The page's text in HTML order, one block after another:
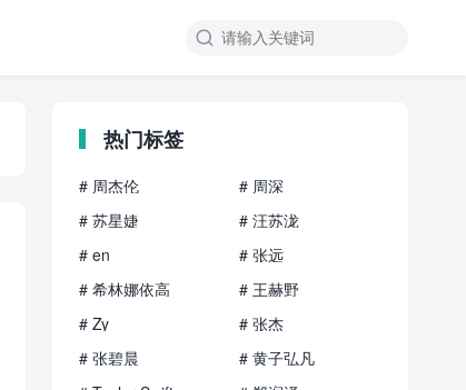

热门标签
# 周杰伦
# 周深
# 苏星婕
# 汪苏泷
# en
# 张远
# 希林娜依高
# 王赫野
# Zy
# 张杰
# 张碧晨
# 黄子弘凡